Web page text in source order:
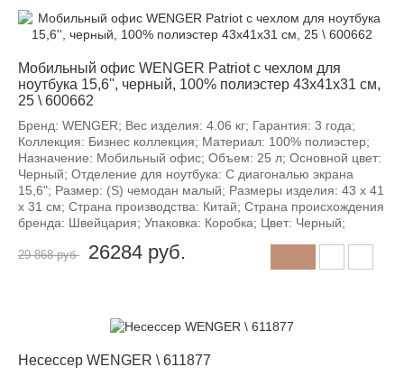
Мобильный офис WENGER Patriot с чехлом для
ноутбука 15,6'', черный, 100% полиэстер 43х41х31 см,
25 \ 600662
Бренд: WENGER; Вес изделия: 4.06 кг; Гарантия: 3 года;
Коллекция: Бизнес коллекция; Материал: 100% полиэстер;
Назначение: Мобильный офис; Объем: 25 л; Основной цвет:
Черный; Отделение для ноутбука: С диагональю экрана
15,6"; Размер: (S) чемодан малый; Размеры изделия: 43 х 41
х 31 см; Страна производства: Китай; Страна происхождения
бренда: Швейцария; Упаковка: Коробка; Цвет: Черный;
29 868 руб
-12%
26284 руб.
Несессер WENGER \ 611877